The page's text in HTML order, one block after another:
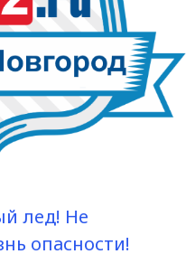
лед! Не
опасности!